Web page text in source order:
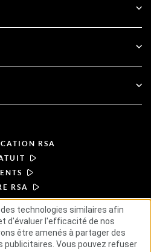
RSA
RSA
technologies similaires afin
d'évaluer l'efficacité de nos
être amenés à partager des
publicitaires. Vous pouvez refuser